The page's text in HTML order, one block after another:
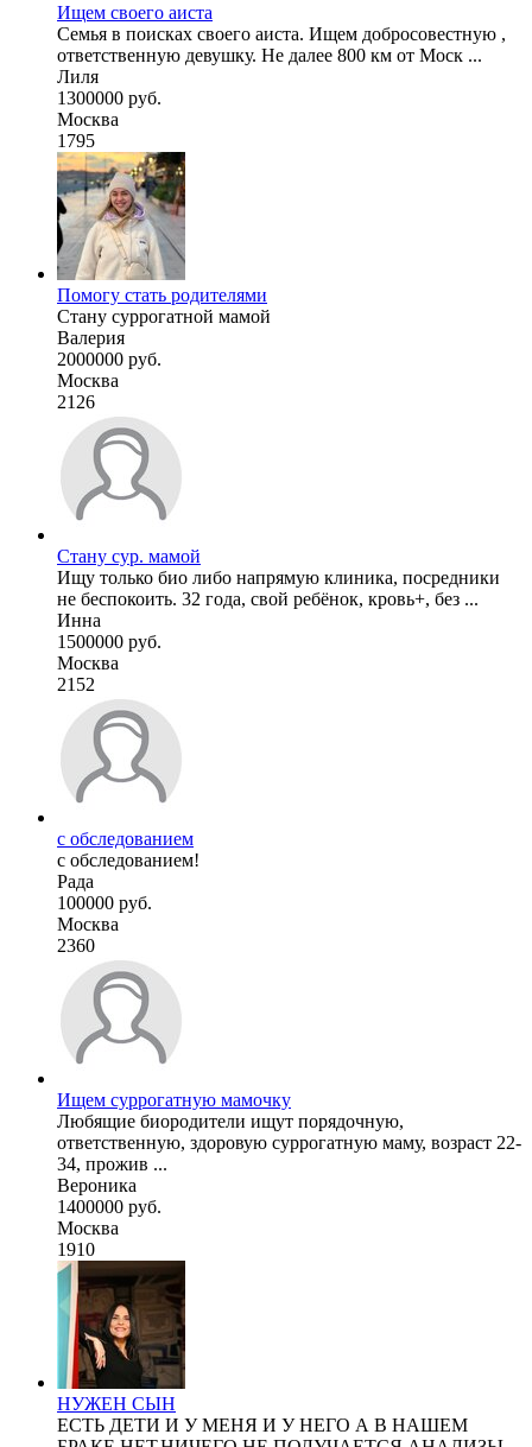
Ищем своего аиста
Семья в поисках своего аиста. Ищем добросовестную ,
ответственную девушку. Не далее 800 км от Моск ...
Лиля
1300000 руб.
Москва
1795
Помогу стать родителями
Стану суррогатной мамой
Валерия
2000000 руб.
Москва
2126
Стану сур. мамой
Ищу только био либо напрямую клиника, посредники
не беспокоить. 32 года, свой ребёнок, кровь+, без ...
Инна
1500000 руб.
Москва
2152
с обследованием
с обследованием!
Рада
100000 руб.
Москва
2360
Ищем суррогатную мамочку
Любящие биородители ищут порядочную,
ответственную, здоровую суррогатную маму, возраст 22-
34, прожив ...
Вероника
1400000 руб.
Москва
1910
НУЖЕН СЫН
ЕСТЬ ДЕТИ И У МЕНЯ И У НЕГО А В НАШЕМ